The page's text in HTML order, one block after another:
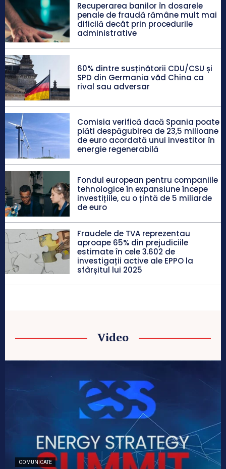
Recuperarea banilor în dosarele
penale de fraudă rămâne mult mai
dificilă decât prin procedurile
administrative
60% dintre susținătorii CDU/CSU și
SPD din Germania văd China ca
rival sau adversar
Comisia verifică dacă Spania poate
plăti despăgubirea de 23,5 milioane
de euro acordată unui investitor în
energie regenerabilă
Fondul european pentru companiile
tehnologice în expansiune începe
investițiile, cu o țintă de 5 miliarde
de euro
Fraudele de TVA reprezentau
aproape 65% din prejudiciile
estimate în cele 3.602 de
investigații active ale EPPO la
sfârșitul lui 2025
Video
COMUNICATE